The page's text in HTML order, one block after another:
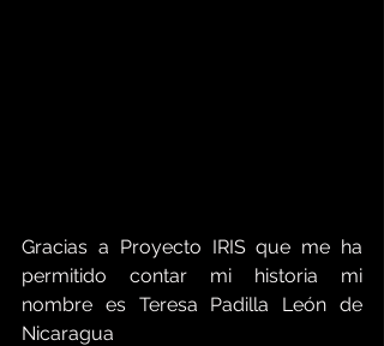
Gracias a Proyecto IRIS que me ha
permitido contar mi historia mi
nombre es Teresa Padilla León de
Nicaragua